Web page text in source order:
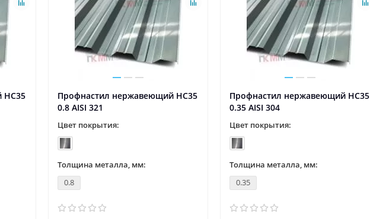
НС35
Профнастил нержавеющий НС35
0.8 AISI 321
Цвет покрытия:
Толщина металла, мм:
0.8
Профнастил нержавеющий НС35
0.35 AISI 304
Цвет покрытия:
Толщина металла, мм:
0.35